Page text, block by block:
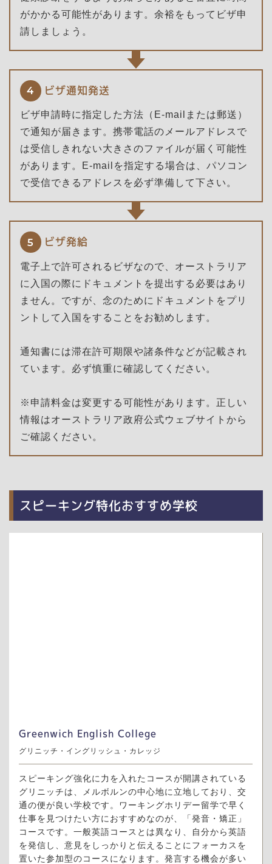
がかかる可能性があります。余裕をもってビザ申
請しましょう。
4 ビザ通知発送
ビザ申請時に指定した方法（E-mailまたは郵送）
で通知が届きます。携帯電話のメールアドレスで
は受信しきれない大きさのファイルが届く可能性
があります。E-mailを指定する場合は、パソコン
で受信できるアドレスを必ず準備して下さい。
5 ビザ発給
電子上で許可されるビザなので、オーストラリア
に入国の際にドキュメントを提出する必要はあり
ません。ですが、念のためにドキュメントをプリ
ントして入国をすることをお勧めします。
通知書には滞在許可期限や諸条件などが記載され
ています。必ず慎重に確認してください。
※申請料金は変更する可能性があります。正しい
情報はオーストラリア政府公式ウェブサイトから
ご確認ください。
スピーキング特化おすすめ学校
Greenwich English College
グリニッチ・イングリッシュ・カレッジ
スピーキング強化に力を入れたコースが開講されている
グリニッチは、メルボルンの中心地に立地しており、交
通の便が良い学校です。ワーキングホリデー留学で早く
仕事を見つけたい方におすすめなのが、「発音・矯正」
コースです。一般英語コースとは異なり、自分から英語
を発信し、意見をしっかりと伝えることにフォーカスを
置いた参加型のコースになります。発言する機会が多い